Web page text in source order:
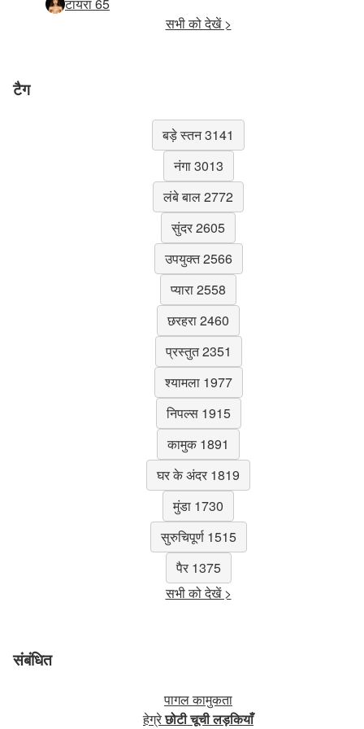
सभी को देखें >
टैग
बड़े स्तन 3141
नंगा 3013
लंबे बाल 2772
सुंदर 2605
उपयुक्त 2566
प्यारा 2558
छरहरा 2460
प्रस्तुत 2351
श्यामला 1977
निपल्स 1915
कामुक 1891
घर के अंदर 1819
मुंडा 1730
सुरुचिपूर्ण 1515
पैर 1375
सभी को देखें >
संबंधित
पागल कामुकता
हेग्रेछोटी चूची लड़कियाँ